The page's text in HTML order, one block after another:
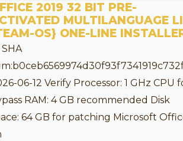
2019 32 BIT PRE-
MULTILANGUAGE
OS} ONE-LINE
SHA
06-12 Verify Processor: 1 GHz CPU
RAM: 4 GB recommended Disk
64 GB for patching Microsoft